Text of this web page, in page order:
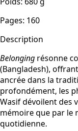
Pages: 160
Description
Belonging résonne
(Bangladesh),
ancrée dans la
profondément, les
Wasif dévoilent des
mémoire que par le
quotidienne.